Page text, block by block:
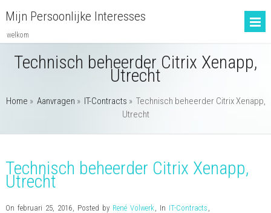
Mijn Persoonlijke Interesses
welkom
Technisch beheerder Citrix Xenapp,
Utrecht
Home » Aanvragen » IT-Contracts » Technisch beheerder Citrix Xenapp,
Utrecht
Technisch beheerder Citrix Xenapp,
Utrecht
On februari 25, 2016, Posted by René Volwerk, In IT-Contracts ,